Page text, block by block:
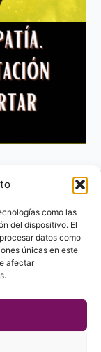
como las
del dispositivo. El
datos como
únicas en este
afectar